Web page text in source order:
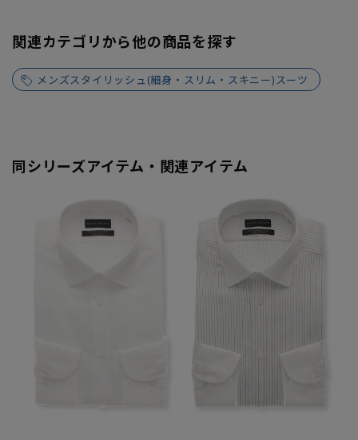
関連カテゴリから他の商品を探す
メンズスタイリッシュ(細身・スリム・スキニー)スーツ
同シリーズアイテム・関連アイテム